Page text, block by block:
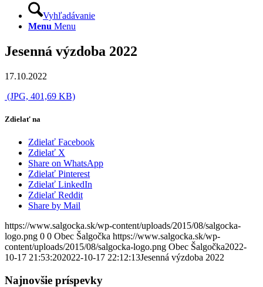
Vyhľadávanie
Menu Menu
Jesenná výzdoba 2022
17.10.2022
(JPG, 401,69 KB)
Zdielať na
Zdielať Facebook
Zdielať X
Share on WhatsApp
Zdielať Pinterest
Zdielať LinkedIn
Zdielať Reddit
Share by Mail
https://www.salgocka.sk/wp-content/uploads/2015/08/salgocka-
logo.png 0 0 Obec Šalgočka https://www.salgocka.sk/wp-
content/uploads/2015/08/salgocka-logo.png Obec Šalgočka2022-
10-17 21:53:202022-10-17 22:12:13Jesenná výzdoba 2022
Najnovšie príspevky